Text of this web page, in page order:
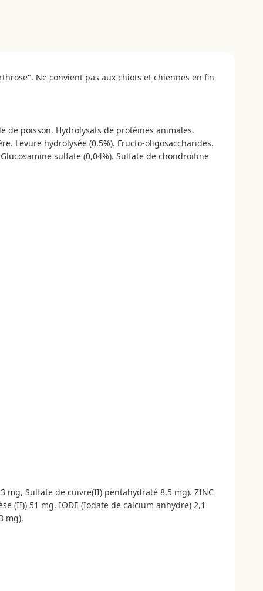
Ne convient pas aux chiots et chiennes en fin
de poisson. Hydrolysats de protéines animales.
Levure hydrolysée (0,5%). Fructo-oligosaccharides.
sulfate (0,04%). Sulfate de chondroïtine
mg, Sulfate de cuivre(II) pentahydraté 8,5 mg). ZINC
(II)) 51 mg. IODE (Iodate de calcium anhydre) 2,1
mg).